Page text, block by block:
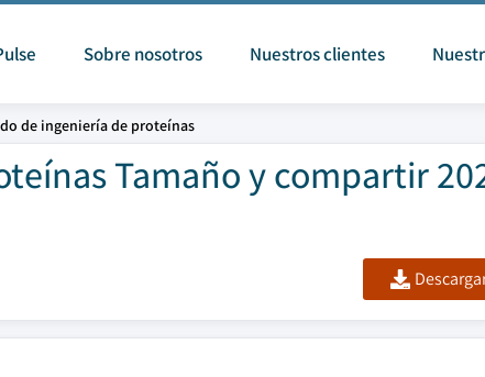
Sobre nosotros Nuestros clientes
de ingeniería de proteínas
Tamaño y compartir